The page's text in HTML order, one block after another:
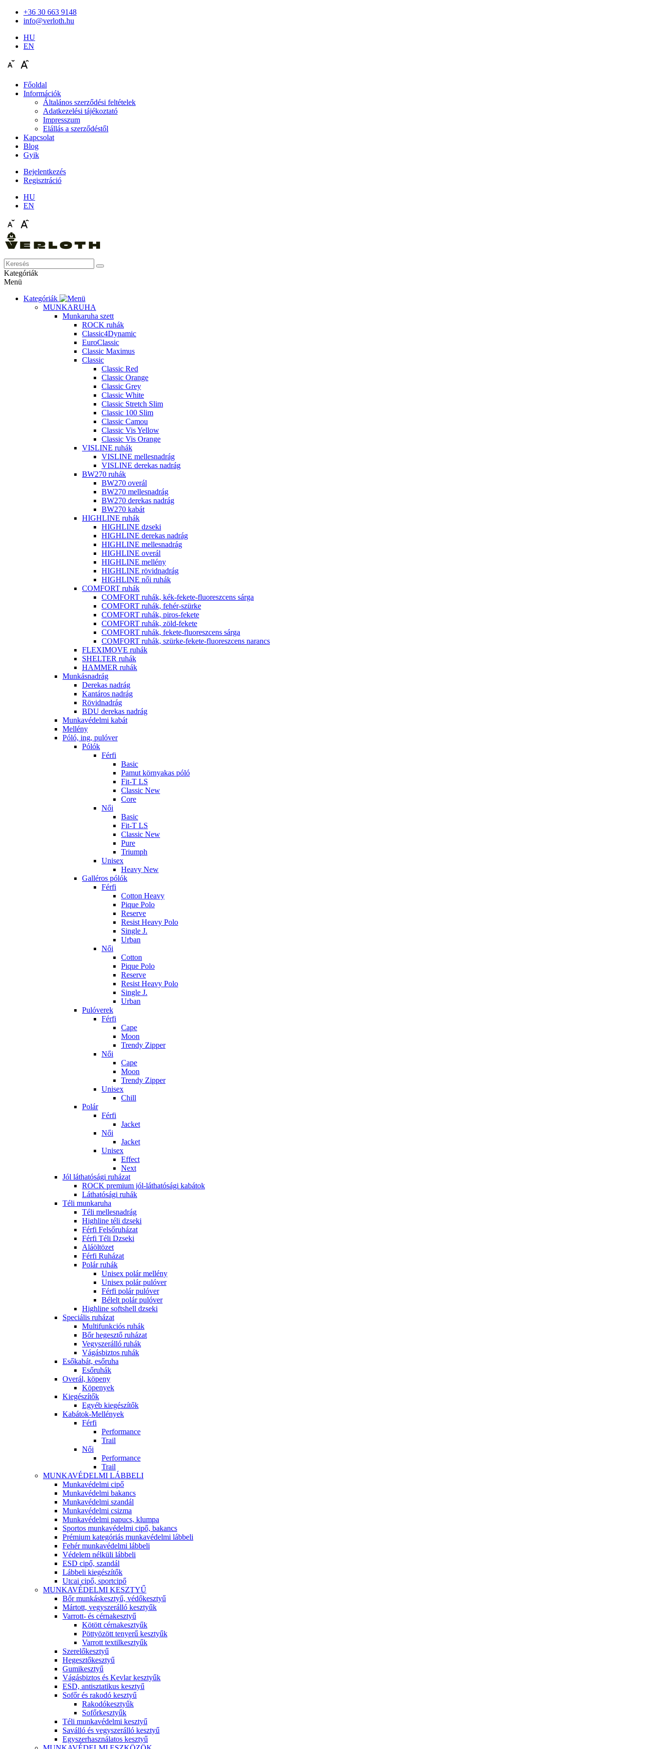
+36 30 663 9148
info@verloth.hu
HU
EN
Főoldal
Információk
Általános szerződési feltételek
Adatkezelési tájékoztató
Impresszum
Elállás a szerződéstől
Kapcsolat
Blog
Gyik
Bejelentkezés
Regisztráció
HU
EN
Kategóriák
Menü
Kategóriák
MUNKARUHA
Munkaruha szett
ROCK ruhák
Classic4Dynamic
EuroClassic
Classic Maximus
Classic
Classic Red
Classic Orange
Classic Grey
Classic White
Classic Stretch Slim
Classic 100 Slim
Classic Camou
Classic Vis Yellow
Classic Vis Orange
VISLINE ruhák
VISLINE mellesnadrág
VISLINE derekas nadrág
BW270 ruhák
BW270 overál
BW270 mellesnadrág
BW270 derekas nadrág
BW270 kabát
HIGHLINE ruhák
HIGHLINE dzseki
HIGHLINE derekas nadrág
HIGHLINE mellesnadrág
HIGHLINE overál
HIGHLINE mellény
HIGHLINE rövidnadrág
HIGHLINE női ruhák
COMFORT ruhák
COMFORT ruhák, kék-fekete-fluoreszcens sárga
COMFORT ruhák, fehér-szürke
COMFORT ruhák, piros-fekete
COMFORT ruhák, zöld-fekete
COMFORT ruhák, fekete-fluoreszcens sárga
COMFORT ruhák, szürke-fekete-fluoreszcens narancs
FLEXIMOVE ruhák
SHELTER ruhák
HAMMER ruhák
Munkásnadrág
Derekas nadrág
Kantáros nadrág
Rövidnadrág
BDU derekas nadrág
Munkavédelmi kabát
Mellény
Póló, ing, pulóver
Pólók
Férfi
Basic
Pamut környakas póló
Fit-T LS
Classic New
Core
Női
Basic
Fit-T LS
Classic New
Pure
Triumph
Unisex
Heavy New
Galléros pólók
Férfi
Cotton Heavy
Pique Polo
Reserve
Resist Heavy Polo
Single J.
Urban
Női
Cotton
Pique Polo
Reserve
Resist Heavy Polo
Single J.
Urban
Pulóverek
Férfi
Cape
Moon
Trendy Zipper
Női
Cape
Moon
Trendy Zipper
Unisex
Chill
Polár
Férfi
Jacket
Női
Jacket
Unisex
Effect
Next
Jól láthatósági ruházat
ROCK premium jól-láthatósági kabátok
Láthatósági ruhák
Téli munkaruha
Téli mellesnadrág
Highline téli dzseki
Férfi Felsőruházat
Férfi Téli Dzseki
Aláöltözet
Férfi Ruházat
Polár ruhák
Unisex polár mellény
Unisex polár pulóver
Férfi polár pulóver
Bélelt polár pulóver
Highline softshell dzseki
Speciális ruházat
Multifunkciós ruhák
Bőr hegesztő ruházat
Vegyszerálló ruhák
Vágásbiztos ruhák
Esőkabát, esőruha
Esőruhák
Overál, köpeny
Köpenyek
Kiegészítők
Egyéb kiegészítők
Kabátok-Mellények
Férfi
Performance
Trail
Női
Performance
Trail
MUNKAVÉDELMI LÁBBELI
Munkavédelmi cipő
Munkavédelmi bakancs
Munkavédelmi szandál
Munkavédelmi csizma
Munkavédelmi papucs, klumpa
Sportos munkavédelmi cipő, bakancs
Prémium kategóriás munkavédelmi lábbeli
Fehér munkavédelmi lábbeli
Védelem nélküli lábbeli
ESD cipő, szandál
Lábbeli kiegészítők
Utcai cipő, sportcipő
MUNKAVÉDELMI KESZTYŰ
Bőr munkáskesztyű, védőkesztyű
Mártott, vegyszerálló kesztyűk
Varrott- és cérnakesztyű
Kötött cérnakesztyűk
Pöttyözött tenyerű kesztyűk
Varrott textilkesztyűk
Szerelőkesztyű
Hegesztőkesztyű
Gumikesztyű
Vágásbiztos és Kevlar kesztyűk
ESD, antisztatikus kesztyű
Sofőr és rakodó kesztyű
Rakodókesztyűk
Sofőrkesztyűk
Téli munkavédelmi kesztyű
Saválló és vegyszerálló kesztyű
Egyszerhasználatos kesztyű